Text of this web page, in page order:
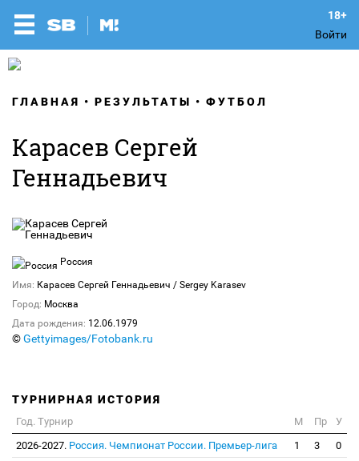
Войти
ГЛАВНАЯ РЕЗУЛЬТАТЫ ФУТБОЛ
Карасев Сергей
Геннадьевич
Россия
Имя: Карасев Сергей Геннадьевич / Sergey Karasev
Город: Москва
Дата рождения: 12.06.1979
©Gettyimages/Fotobank.ru
ТУРНИРНАЯ ИСТОРИЯ
Год. Турнир М Пр
У
2026-2027. Россия. Чемпионат России. Премьер-лига 1 3
0